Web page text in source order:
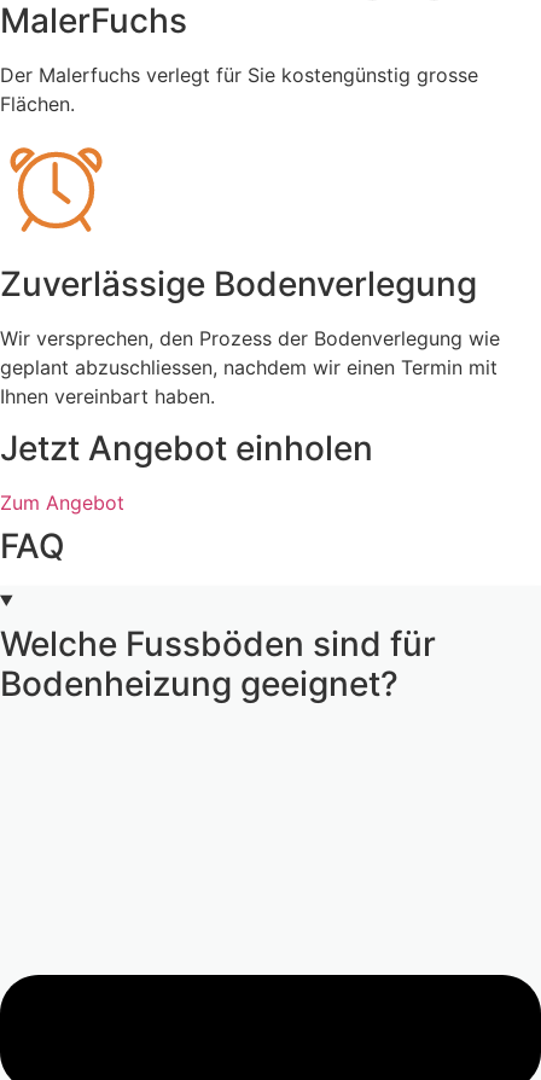
MalerFuchs
Der Malerfuchs verlegt für Sie kostengünstig grosse
Flächen.
Zuverlässige Bodenverlegung
Wir versprechen, den Prozess der Bodenverlegung wie
geplant abzuschliessen, nachdem wir einen Termin mit
Ihnen vereinbart haben.
Jetzt Angebot einholen
Zum Angebot
FAQ
Welche Fussböden sind für
Bodenheizung geeignet?